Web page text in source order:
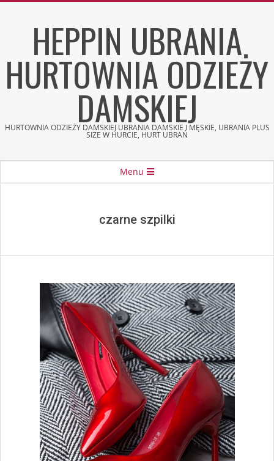
HEPPIN UBRANIA
HURTOWNIA ODZIEŻY
DAMSKIEJ
HURTOWNIA ODZIEŻY DAMSKIEJ UBRANIA DAMSKIE I MĘSKIE, UBRANIA PLUS
SIZE W HURCIE, HURT UBRAŃ
Menu
czarne szpilki